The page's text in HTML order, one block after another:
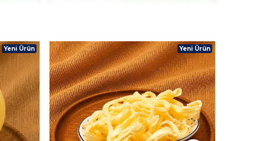
Yeni Ürün Yeni Ürün